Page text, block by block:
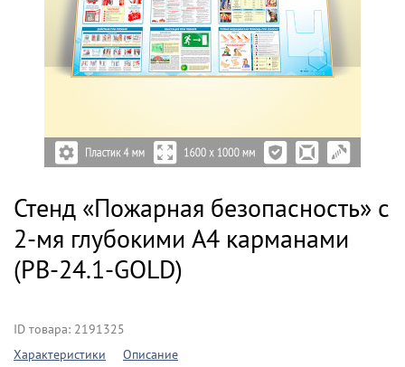
Контакты
Стенд «Пожарная безопасность» с
2-мя глубокими А4 карманами
(PB-24.1-GOLD)
ID товара: 2191325
Характеристики
Описание